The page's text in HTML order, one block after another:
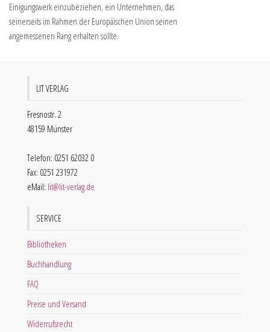
Einigungswerk einzubeziehen, ein Unternehmen, das
seinerseits im Rahmen der Europäischen Union seinen
angemessenen Rang erhalten sollte.
LIT VERLAG
Fresnostr. 2
48159 Münster
Telefon: 0251 62032 0
Fax: 0251 231972
eMail: lit@lit-verlag.de
SERVICE
Bibliotheken
Buchhandlung
FAQ
Preise und Versand
Widerrufsrecht